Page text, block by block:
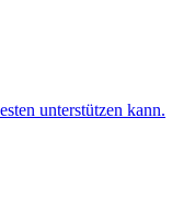
unterstützen kann.